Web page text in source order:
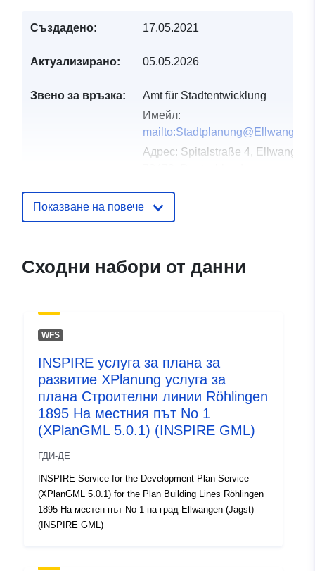
Създадено: 17.05.2021
Актуализирано: 05.05.2026
Звено за връзка:
Amt für Stadtentwicklung
Имейл:
Адрес: Spitalstraße 4, Ellwangen,
http://www.ellwangen.de
запис:
Актуализирана на
Пространствени
48.9450163 ], [ 10.2207614,
48.9435835 ], [ 10.2183205,
48.9435835 ], [ 10.2183205,
48.9450163 ] ]
Тип: Polygon
Съответства на:
Ресурси:
http://data.europa.eu/eli/reg/2009/
uriRef:
Показване на повече
Сходни набори от данни
WFS
INSPIRE услуга за плана за
развитие XPlanung услуга за
плана Строителни линии Röhlingen
1895 На местния път No 1
(XPlanGML 5.0.1) (INSPIRE GML)
ГДИ-ДЕ
INSPIRE Service for the Development Plan Service
(XPlanGML 5.0.1) for the Plan Building Lines Röhlingen
1895 На местен път No 1 на град Ellwangen (Jagst)
(INSPIRE GML)